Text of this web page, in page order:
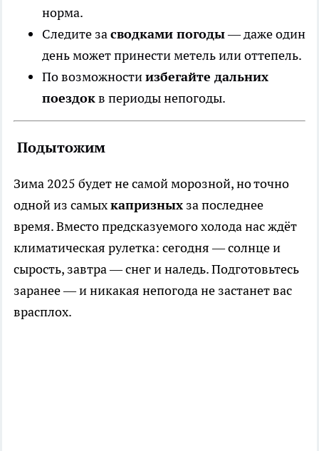
норма.
Следите за сводками погоды— даже один
день может принести метель или оттепель.
По возможностиизбегайте дальних
поездокв периоды непогоды.
Подытожим
Зима 2025 будет не самой морозной, но точно
одной из самыхкапризных за последнее
время. Вместо предсказуемого холода нас ждёт
климатическая рулетка: сегодня — солнце и
сырость, завтра — снег и наледь. Подготовьтесь
заранее — и никакая непогода не застанет вас
врасплох.